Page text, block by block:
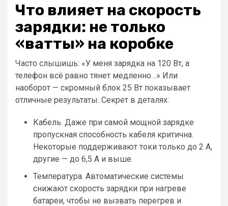
Что влияет на скорость
зарядки: не только
«ватты» на коробке
Часто слышишь: «У меня зарядка на 120 Вт, а
телефон всё равно тянет медленно…» Или
наоборот — скромный блок 25 Вт показывает
отличные результаты. Секрет в деталях:
Кабель. Даже при самой мощной зарядке
пропускная способность кабеля критична.
Некоторые поддерживают токи только до 2 А,
другие — до 6,5 А и выше.
Температура. Автоматические системы
снижают скорость зарядки при нагреве
батареи, чтобы не вызвать перегрев и